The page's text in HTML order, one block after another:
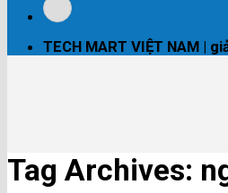
TECH MART VIỆT NAM |
Tag Archives: